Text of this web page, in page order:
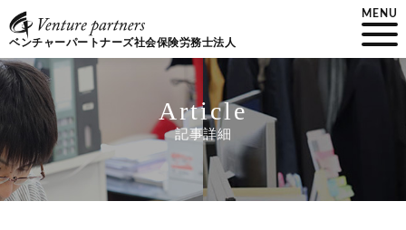
ベンチャーパートナーズ社会保険労務士法人
Article
記事詳細
MENU